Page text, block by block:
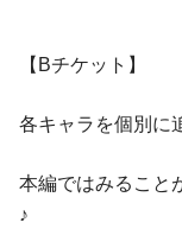
【Bチケット】
各キャラを個別に
本編ではみること
♪